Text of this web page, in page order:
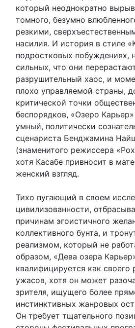
который неоднократно
томного, безумно
резкими,
насилия. И история в стиле
подростковых побуждениях,
сильных, что они
разрушительный хаос, и
плохо управляемой страны,
критической точки
беспорядков, «Озеро
умный, политически
сценариста Бенджамина
(знаменитого режиссера
хотя Касабе привносит в
женский взгляд.
Тихо пугающий в своем
цивилизованности,
причинам эгоистичного
коллективного бунта, и
реализмом, который не
образом, «Дева озера
квалифицируется как своего
ужасов, хотя он может
зрителя, ищущего более
инстинктивных жанровых
Он требует тщательного